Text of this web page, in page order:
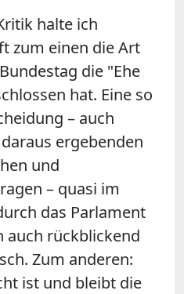
halte ich
zum einen die Art
die "Ehe
hat. Eine so
– auch
ergebenden
und
– quasi im
das Parlament
auch rückblickend
Zum anderen:
ist und bleibt die